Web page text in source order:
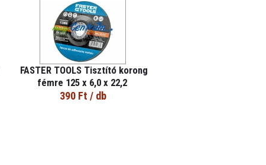
FASTER TOOLS Tisztító korong
fémre 125 x 6,0 x 22,2
390 Ft / db